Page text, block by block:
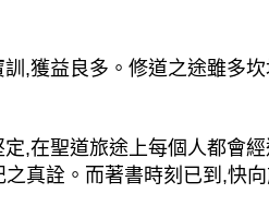
獲益良多。修道之途雖多坎
在聖道旅途上每個人都會經
真詮。而著書時刻已到,快